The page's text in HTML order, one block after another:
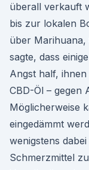
überall verkauft
bis zur lokalen
über Marihuana,
sagte, dass
Angst half,
CBD-Öl – gegen
Möglicherweise
eingedämmt
wenigstens
Schmerzmittel